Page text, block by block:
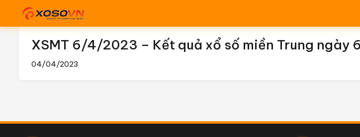
XSMT 6/4/2023 – Kết quả xổ số miền Trung ngày
04/04/2023